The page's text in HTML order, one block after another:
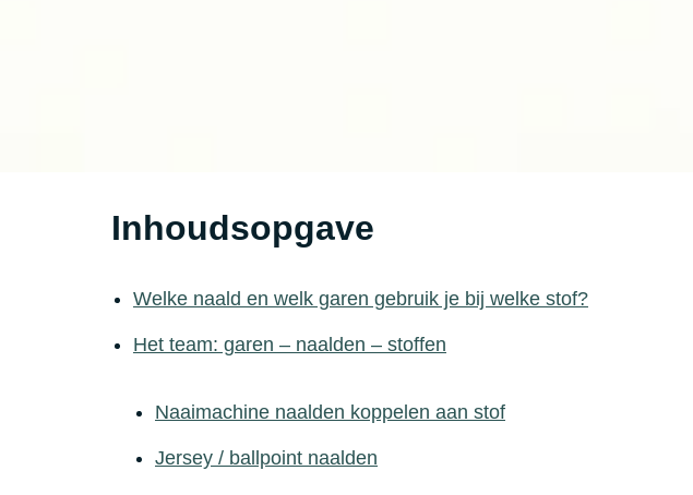
Inhoudsopgave
Welke naald en welk garen gebruik je bij welke stof?
Het team: garen – naalden – stoffen
Naaimachine naalden koppelen aan stof
Jersey / ballpoint naalden